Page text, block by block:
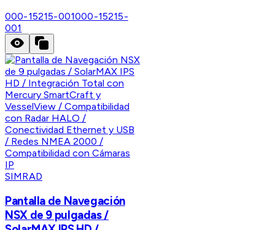
000-15215-001000-15215-
001
SIMRAD
Pantalla de Navegación
NSX de 9 pulgadas /